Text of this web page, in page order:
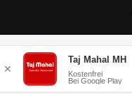
✕
Taj Mahal MH
Kostenfrei
Bei Google Play